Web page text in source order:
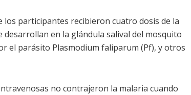
los participantes recibieron cuatro dosis de la
desarrollan en la glándula salival del mosquito
el parásito Plasmodium faliparum (Pf), y otros
no contrajeron la malaria cuando